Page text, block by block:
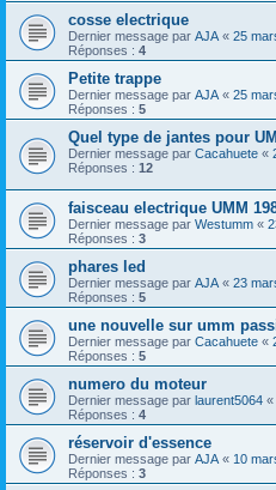
cosse electrique
Dernier message par AJA « 25
Réponses : 4
Petite trappe
Dernier message par AJA « 25
Réponses : 5
Quel type de jantes pour
Dernier message par Cacahuete «
Réponses : 12
faisceau electrique UMM
Dernier message par Westumm «
Réponses : 3
phares led
Dernier message par AJA « 23
Réponses : 5
une nouvelle sur umm
Dernier message par Cacahuete «
Réponses : 5
numero du moteur
Dernier message par laurent5064 «
Réponses : 4
réservoir d'essence
Dernier message par AJA « 10
Réponses : 3